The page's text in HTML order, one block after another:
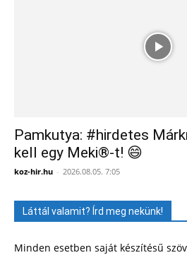
Pamkutya: #hirdetes
kell egy Meki®-t! 😄
koz-hir.hu - 2026.08.05. 7:05
Láttál valamit? Írd meg nekünk!
Minden esetben saját készítésű